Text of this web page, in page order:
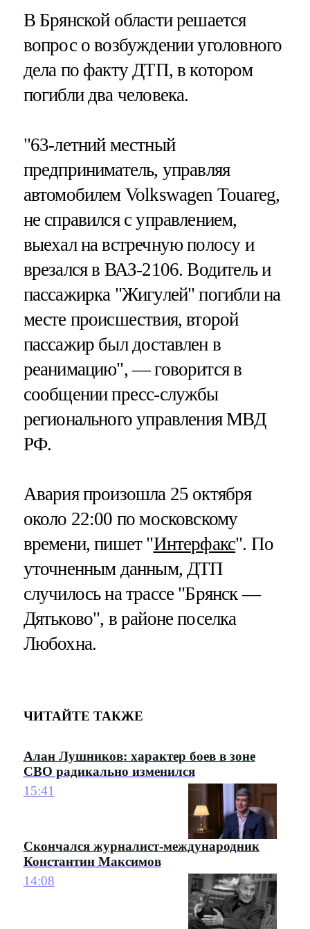
В Брянской области решается
вопрос о возбуждении уголовного
дела по факту ДТП, в котором
погибли два человека.
"63-летний местный
предприниматель, управляя
автомобилем Volkswagen Touareg,
не справился с управлением,
выехал на встречную полосу и
врезался в ВАЗ-2106. Водитель и
пассажирка "Жигулей" погибли на
месте происшествия, второй
пассажир был доставлен в
реанимацию", — говорится в
сообщении пресс-службы
регионального управления МВД
РФ.
Авария произошла 25 октября
около 22:00 по московскому
времени, пишет "Интерфакс". По
уточненным данным, ДТП
случилось на трассе "Брянск —
Дятьково", в районе поселка
Любохна.
ЧИТАЙТЕ ТАКЖЕ
Алан Лушников: характер боев в зоне
СВО радикально изменился
15:41
Скончался журналист-международник
Константин Максимов
14:08